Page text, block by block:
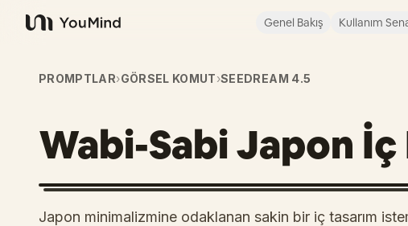
YouMind
Genel Bakış Kullanım
PROMPTLAR›GÖRSEL KOMUT›SEEDREAM 4.5
Wabi-Sabi Japon İç
Japon minimalizmine odaklanan sakin bir iç tasarım